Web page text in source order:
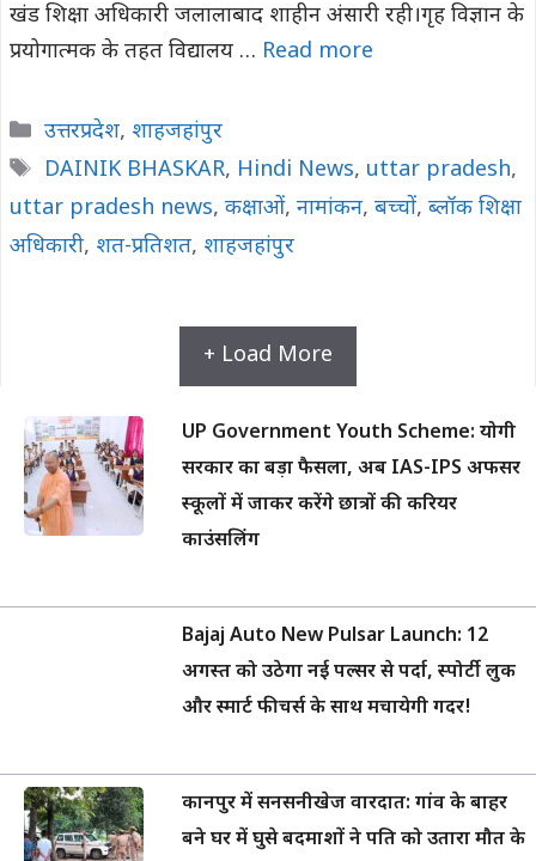
खंड शिक्षा अधिकारी जलालाबाद शाहीन अंसारी रही।गृह विज्ञान के
प्रयोगात्मक के तहत विद्यालय … Read more
Categories
उत्तरप्रदेश, शाहजहांपुर
Tags
DAINIK BHASKAR, Hindi News, uttar pradesh,
uttar pradesh news, कक्षाओं, नामांकन, बच्चों, ब्लॉक शिक्षा
अधिकारी, शत-प्रतिशत, शाहजहांपुर
+ Load More
UP Government Youth Scheme: योगी
सरकार का बड़ा फैसला, अब IAS-IPS अफसर
स्कूलों में जाकर करेंगे छात्रों की करियर
काउंसलिंग
Bajaj Auto New Pulsar Launch: 12
अगस्त को उठेगा नई पल्सर से पर्दा, स्पोर्टी लुक
और स्मार्ट फीचर्स के साथ मचायेगी गदर!
कानपुर में सनसनीखेज वारदात: गांव के बाहर
बने घर में घुसे बदमाशों ने पति को उतारा मौत के